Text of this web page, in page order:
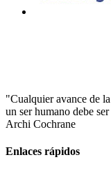
"Cualquier avance de
un ser humano debe
Archi Cochrane
Enlaces rápidos